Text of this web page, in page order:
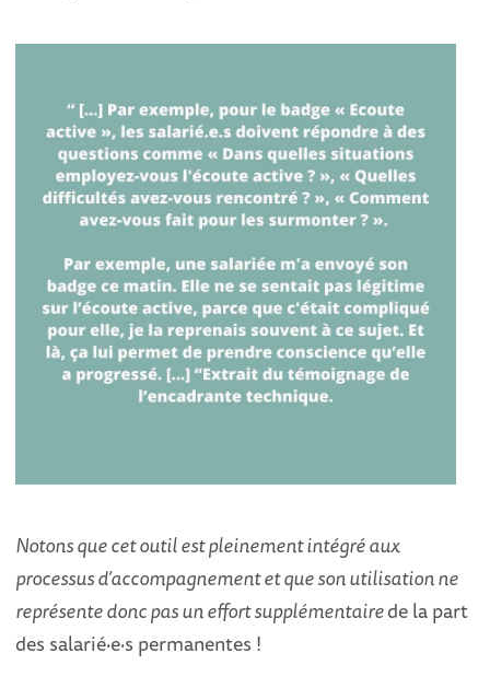
Notons que cet outil est pleinement intégré aux
processus d’accompagnement et que son utilisation ne
représente donc pas un effort supplémentairede la part
des salarié·e·s permanentes !